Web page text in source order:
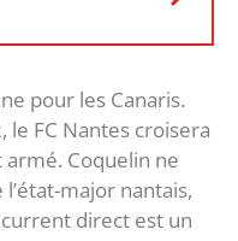
pour les Canaris.
le FC Nantes croisera
armé. Coquelin ne
major nantais,
direct est un